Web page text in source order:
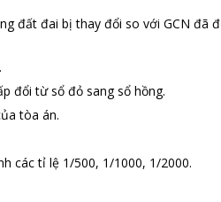
đất đai bị thay đổi so với GCN đã
đổi từ sổ đỏ sang sổ hồng.
tòa án.
các tỉ lệ 1/500, 1/1000, 1/2000.